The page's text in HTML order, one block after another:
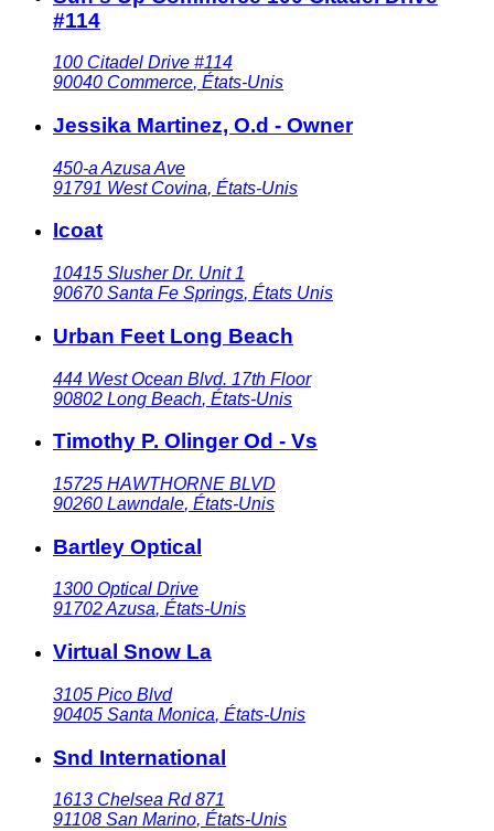
#114
100 Citadel Drive #114
90040 Commerce, États-Unis
Jessika Martinez, O.d - Owner
450-a Azusa Ave
91791 West Covina, États-Unis
Icoat
10415 Slusher Dr. Unit 1
90670 Santa Fe Springs, États Unis
Urban Feet Long Beach
444 West Ocean Blvd. 17th Floor
90802 Long Beach, États-Unis
Timothy P. Olinger Od - Vs
15725 HAWTHORNE BLVD
90260 Lawndale, États-Unis
Bartley Optical
1300 Optical Drive
91702Azusa, États-Unis
Virtual Snow La
3105 Pico Blvd
90405 Santa Monica, États-Unis
Snd International
1613 Chelsea Rd 871
91108 San Marino, États-Unis